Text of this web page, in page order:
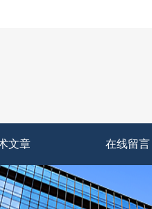
文章 在线留言